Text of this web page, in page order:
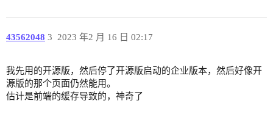
43562048 2023 年2 月 16 日 02:17
3
我先用的开源版，然后停了开源版启动的企业版本，然后好像开
源版的那个页面仍然能用。
估计是前端的缓存导致的，神奇了